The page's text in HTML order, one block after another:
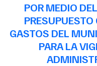
POR MEDIO
PRESUPUESTO
GASTOS DEL
PARA LA